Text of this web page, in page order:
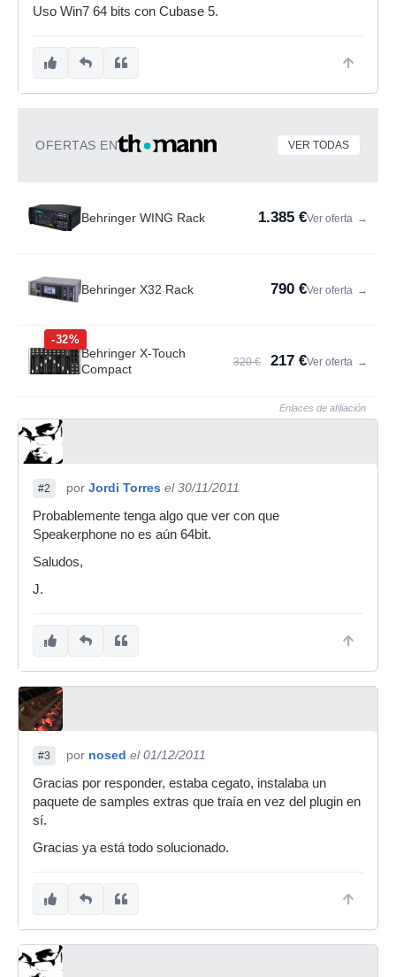
Uso Win7 64 bits con Cubase 5.
OFERTAS EN VER TODAS
Behringer WING Rack 1.385 €Ver oferta →
Behringer X32 Rack 790 €Ver oferta →
-32%
Behringer X-Touch
Compact
320 € 217 €Ver oferta →
Enlaces de afiliación
#2 por Jordi Torres el 30/11/2011
Probablemente tenga algo que ver con que
Speakerphone no es aún 64bit.
Saludos,
J.
#3 por nosed el 01/12/2011
Gracias por responder, estaba cegato, instalaba un
paquete de samples extras que traía en vez del plugin en
sí.
Gracias ya está todo solucionado.